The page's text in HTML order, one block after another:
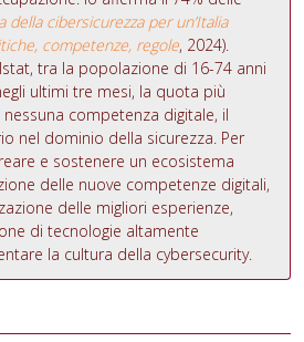
della cibersicurezza per un’Italia
competenze, regole, 2024).
tra la popolazione di 16-74 anni
ultimi tre mesi, la quota più
competenza digitale, il
nel dominio della sicurezza. Per
e sostenere un ecosistema
delle nuove competenze digitali,
delle migliori esperienze,
di tecnologie altamente
la cultura della cybersecurity.